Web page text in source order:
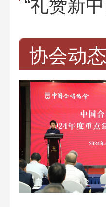
协会动态